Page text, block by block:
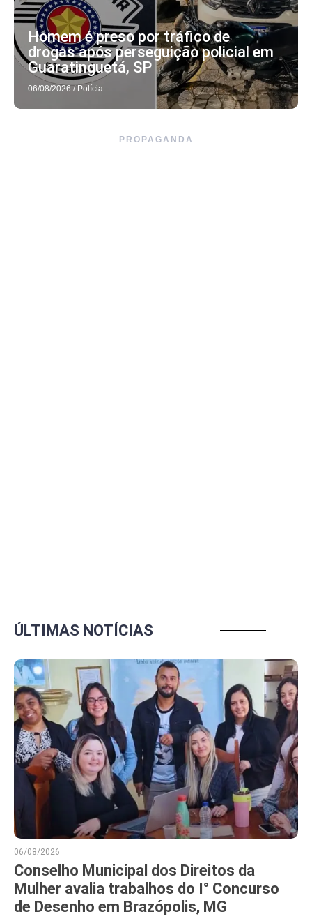
Homem é preso por tráfico de
drogas após perseguição policial em
Guaratinguetá, SP
06/08/2026 / Polícia
PROPAGANDA
ÚLTIMAS NOTÍCIAS
06/08/2026
Conselho Municipal dos Direitos da
Mulher avalia trabalhos do I° Concurso
de Desenho em Brazópolis, MG